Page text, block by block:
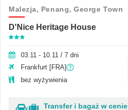
Malezja, Penang,George Town
D'Nice Heritage House
03.11 - 10.11 / 7 dni
Frankfurt [FRA]
bez wyżywienia
Transfer i bagaż w cenie